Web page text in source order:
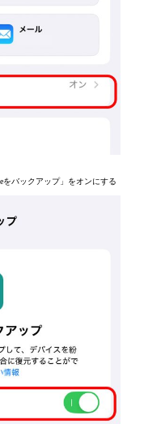
をバックアップ」をオンにする